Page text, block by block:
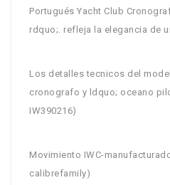
Portugués Yacht Club
rdquo;. refleja la elegancia de
Los detalles tecnicos del
cronografo y ldquo; oceano
IW390216)
Movimiento IWC-
calibrefamily)